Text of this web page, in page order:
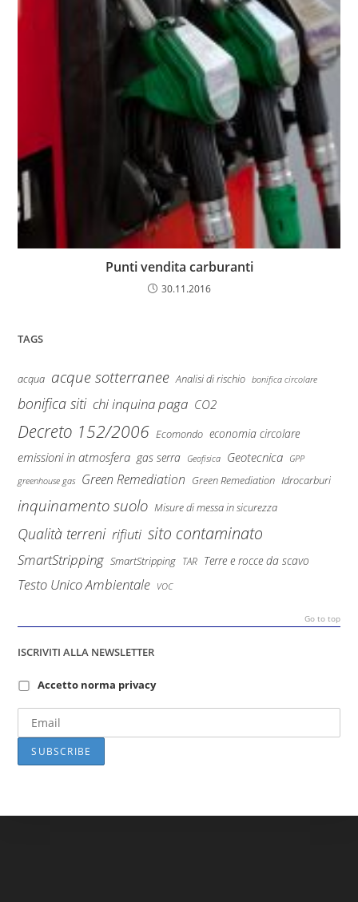
Punti vendita carburanti
30.11.2016
TAGS
acqua acque sotterranee Analisi di rischio bonifica circolare
bonifica siti chi inquina paga CO2
Decreto 152/2006 Ecomondo economia circolare
emissioni in atmosfera gas serra Geofisica Geotecnica GPP
greenhouse gas Green Remediation Green Remediation Idrocarburi
inquinamento suolo Misure di messa in sicurezza
Qualità terreni rifiuti sito contaminato
SmartStripping SmartStripping TAR Terre e rocce da scavo
Testo Unico Ambientale VOC
Go to top
ISCRIVITI ALLA NEWSLETTER
Accetto norma privacy